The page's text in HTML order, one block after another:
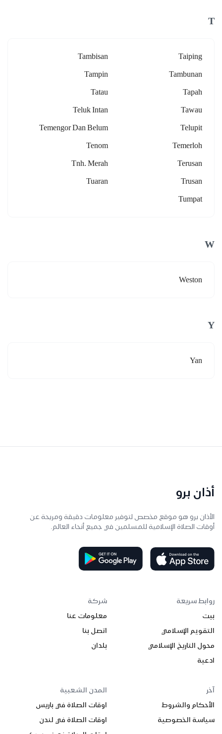
T
Taiping
Tambisan
Tambunan
Tampin
Tapah
Tatau
Tawau
Teluk Intan
Telupit
Temengor Dan Belum
Temerloh
Tenom
Terusan
Tnh. Merah
Trusan
Tuaran
Tumpat
W
Weston
Y
Yan
أذان برو
الأذان برو هو موقع مخصص لتوفير معلومات دقيقة ومريحة عن
أوقات الصلاة الإسلامية للمسلمين في جميع أنحاء العالم.
روابط سريعة
بيت
التقويم الإسلامي
محول التاريخ الإسلامي
ادعية
شركة
معلومات عنا
اتصل بنا
بلدان
آخر
الأحكام والشروط
سياسة الخصوصية
المدن الشعبية
اوقات الصلاة في باريس
اوقات الصلاة في لندن